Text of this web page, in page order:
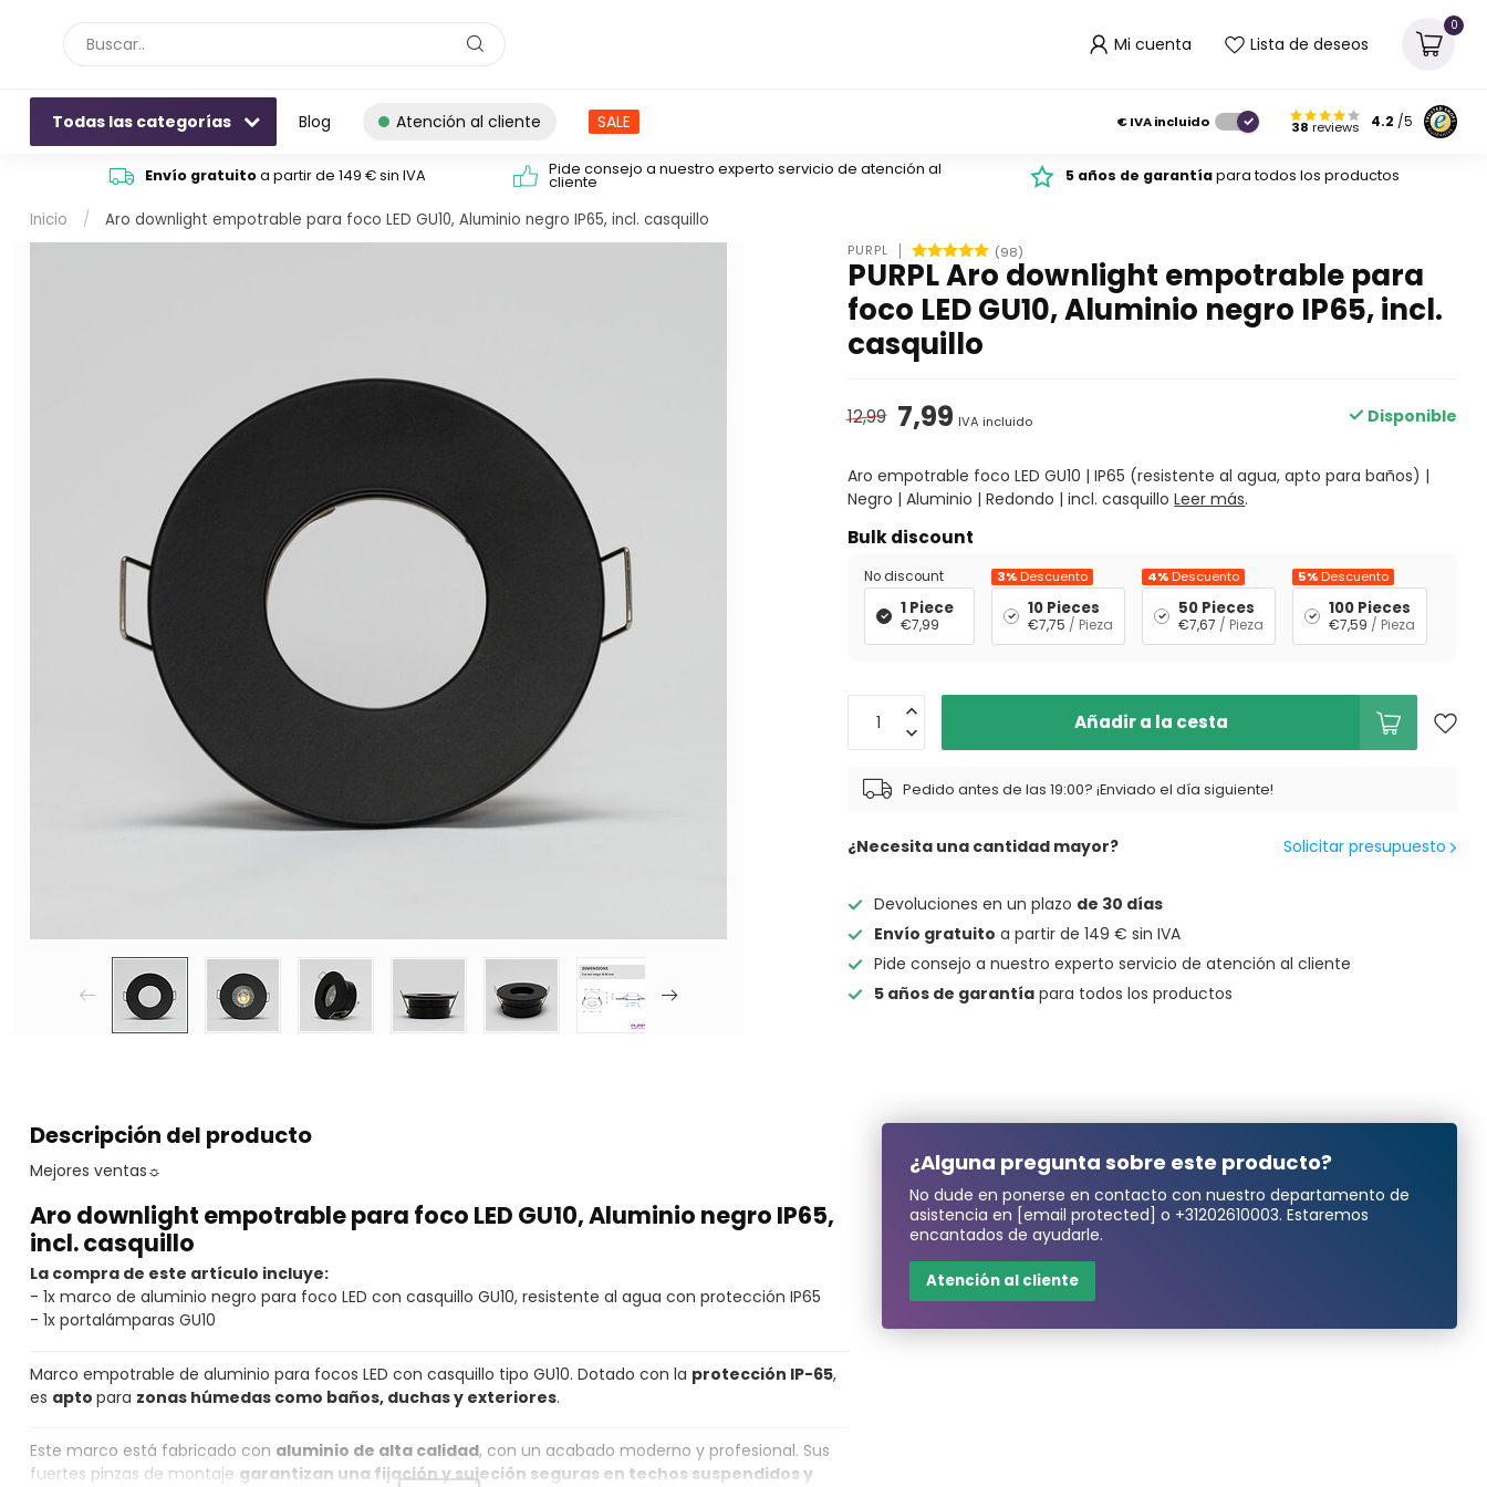
Mi cuenta Lista de deseos
0
Todas las categorías Blog Atención al cliente SALE €IVA incluido 38 reviews 4.2 /5
Envío gratuitoa partir de 149 € sin IVA Pide consejo a nuestro experto servicio de atención al
cliente 5 años de garantíapara todos los productos
Inicio / Aro downlight empotrable para foco LED GU10, Aluminio negro IP65, incl. casquillo
PURPL (98)
PURPL Aro downlight empotrable para
foco LED GU10, Aluminio negro IP65, incl.
casquillo
12,99 7,99 IVA incluido Disponible
Aro empotrable foco LED GU10 | IP65 (resistente al agua, apto para baños) |
Negro | Aluminio | Redondo | incl. casquilloLeer más.
Bulk discount
No discount
1 Piece
€7,99
3%Descuento
10 Pieces
€7,75 / Pieza
4%Descuento
50 Pieces
€7,67 / Pieza
5%Descuento
100 Pieces
€7,59 / Pieza
Añadir a la cesta
Pedido antes de las 19:00? ¡Enviado el día siguiente!
¿Necesita una cantidad mayor? Solicitar presupuesto
Devoluciones en un plazo de 30 días
Envío gratuito a partir de 149 € sin IVA
Pide consejo a nuestro experto servicio de atención al cliente
5 años de garantía para todos los productos
Descripción del producto
Mejores ventas☼
Aro downlight empotrable para foco LED GU10, Aluminio negro IP65,
incl. casquillo
La compra de este artículo incluye:
- 1x marco de aluminio negro para foco LED con casquillo GU10, resistente al agua con protección IP65
- 1x portalámparas GU10
Marco empotrable de aluminio para focos LED con casquillo tipo GU10. Dotado con la protección IP-65,
es apto para zonas húmedas como baños, duchas y exteriores.
Este marco está fabricado con aluminio de alta calidad, con un acabado moderno y profesional. Sus
fuertes pinzas de montaje garantizan una fijación y sujeción seguras en techos suspendidos y
¿Alguna pregunta sobre este producto?
No dude en ponerse en contacto con nuestro departamento de
asistencia en [email protected] o +31202610003. Estaremos
encantados de ayudarle.
Atención al cliente